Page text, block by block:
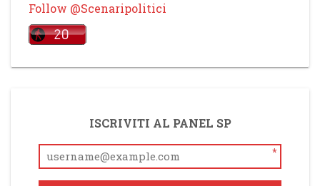
Follow @Scenaripolitici
ISCRIVITI AL PANEL SP
*